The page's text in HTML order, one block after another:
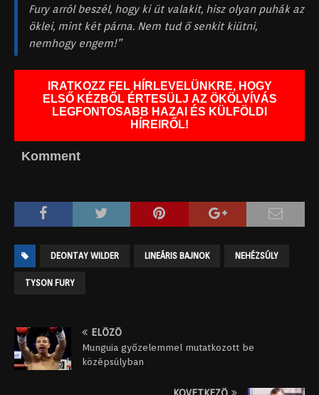
Fury arról beszél, hogy ki üt valakit, hisz olyan puhák az
öklei, mint két párna. Nem tud ő senkit kiütni,
nemhogy engem!”
IRATKOZZ FEL HÍRLEVELÜNKRE, HOGY
ELSŐ KÉZBŐL ÉRTESÜLJ AZ ÖKÖLVÍVÁS
LEGFONTOSABB HAZAI ÉS KÜLFÖLDI
HÍREIRŐL!
Komment
DEONTAY WILDER LINEÁRIS BAJNOK NEHÉZSÚLY
TYSON FURY
ELŐZŐ
Munguia győzelemmel mutatkozott be
középsúlyban